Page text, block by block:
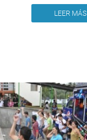
LEER MÁS